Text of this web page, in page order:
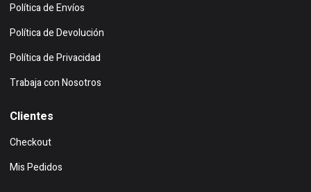
Política de Envíos
Política de Devolución
Política de Privacidad
Trabaja con Nosotros
Clientes
Checkout
Mis Pedidos